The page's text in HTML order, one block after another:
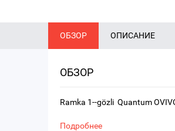
ОБЗОР ОПИСАНИЕ
ОБЗОР
Ramka 1--gözli Quantum
Подробнее